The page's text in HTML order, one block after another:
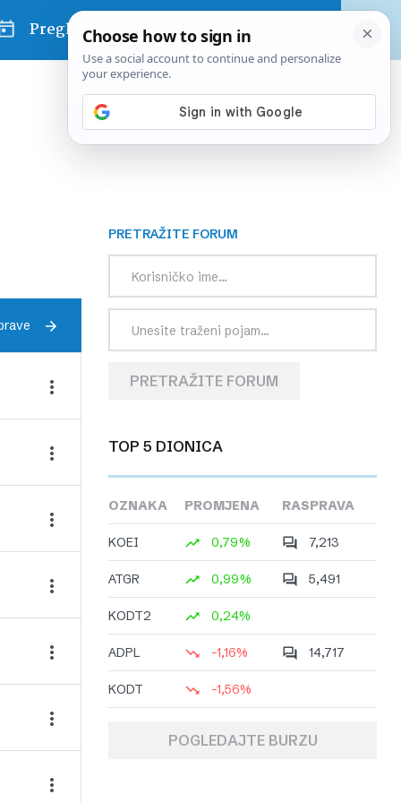
Pregled dana
PRETRAŽITE FORUM
PRETRAŽITE FORUM
TOP 5 DIONICA
OZNAKA PROMJENA RASPRAVA
KOEI 0,79% 7,213
ATGR 0,99% 5,491
KODT2 0,24%
ADPL -1,16% 14,717
KODT -1,56%
POGLEDAJTE BURZU